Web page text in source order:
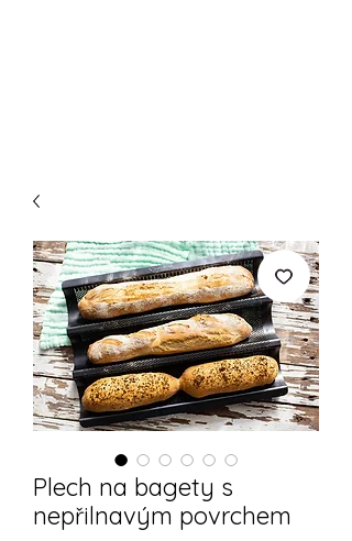
Plech na bagety s
nepřilnavým povrchem